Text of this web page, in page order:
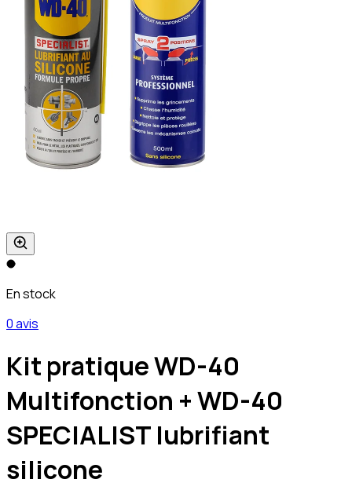
En stock
0 avis
Kit pratique WD-40
Multifonction + WD-40
SPECIALIST lubrifiant
silicone